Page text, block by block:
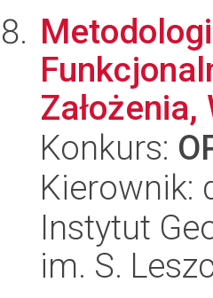
Konkurs:
Kierownik:
Instytut
im. S.